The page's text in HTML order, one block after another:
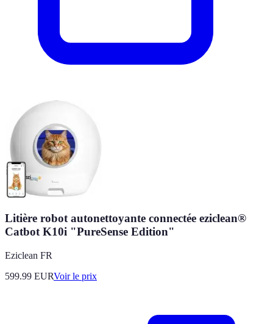
Litière robot autonettoyante connectée eziclean®
Catbot K10i "PureSense Edition"
Eziclean FR
599.99 EURVoir le prix